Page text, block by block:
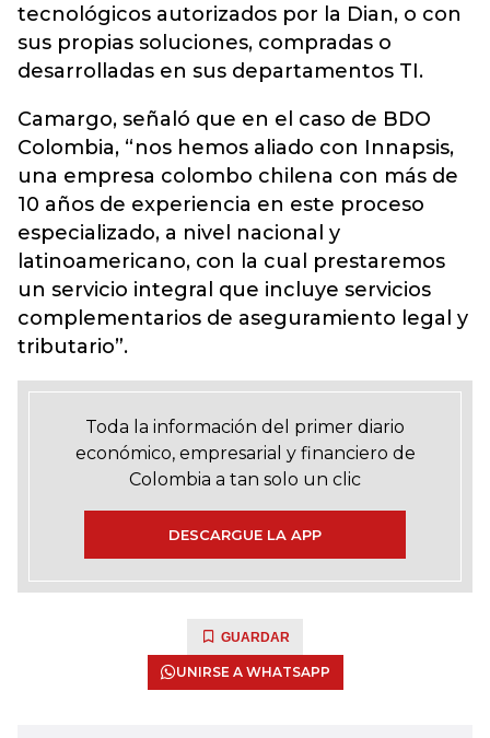
tecnológicos autorizados por la Dian, o con
sus propias soluciones, compradas o
desarrolladas en sus departamentos TI.
Camargo, señaló que en el caso de BDO
Colombia, “nos hemos aliado con Innapsis,
una empresa colombo chilena con más de
10 años de experiencia en este proceso
especializado, a nivel nacional y
latinoamericano, con la cual prestaremos
un servicio integral que incluye servicios
complementarios de aseguramiento legal y
tributario”.
Toda la información del primer diario
económico, empresarial y financiero de
Colombia a tan solo un clic
DESCARGUE LA APP
GUARDAR
UNIRSE A WHATSAPP